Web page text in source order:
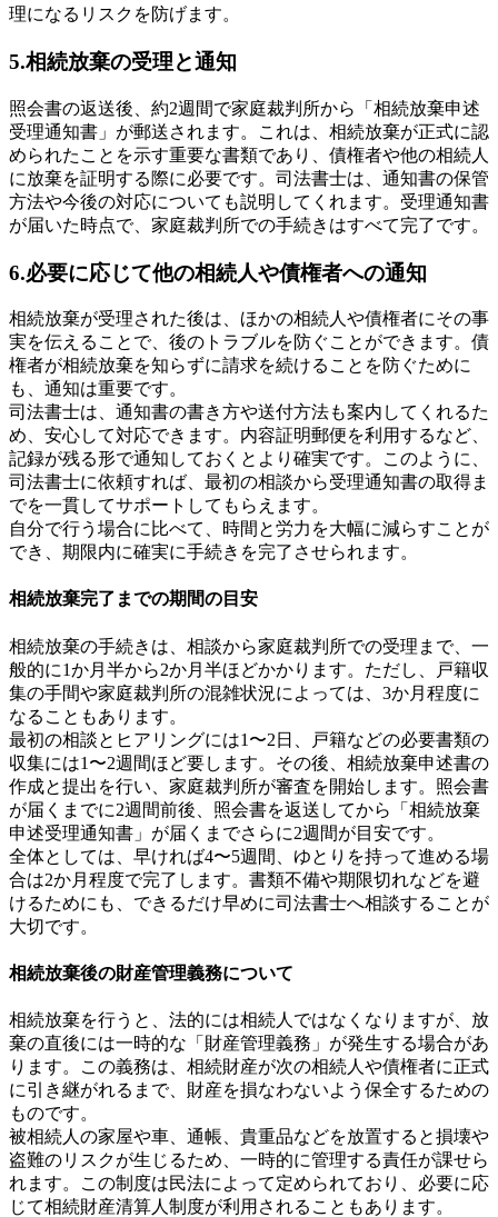
理になるリスクを防げます。
5.相続放棄の受理と通知
照会書の返送後、約2週間で家庭裁判所から「相続放棄申述
受理通知書」が郵送されます。これは、相続放棄が正式に認
められたことを示す重要な書類であり、債権者や他の相続人
に放棄を証明する際に必要です。司法書士は、通知書の保管
方法や今後の対応についても説明してくれます。受理通知書
が届いた時点で、家庭裁判所での手続きはすべて完了です。
6.必要に応じて他の相続人や債権者への通知
相続放棄が受理された後は、ほかの相続人や債権者にその事
実を伝えることで、後のトラブルを防ぐことができます。債
権者が相続放棄を知らずに請求を続けることを防ぐために
も、通知は重要です。
司法書士は、通知書の書き方や送付方法も案内してくれるた
め、安心して対応できます。内容証明郵便を利用するなど、
記録が残る形で通知しておくとより確実です。このように、
司法書士に依頼すれば、最初の相談から受理通知書の取得ま
でを一貫してサポートしてもらえます。
自分で行う場合に比べて、時間と労力を大幅に減らすことが
でき、期限内に確実に手続きを完了させられます。
相続放棄完了までの期間の目安
相続放棄の手続きは、相談から家庭裁判所での受理まで、一
般的に1か月半から2か月半ほどかかります。ただし、戸籍収
集の手間や家庭裁判所の混雑状況によっては、3か月程度に
なることもあります。
最初の相談とヒアリングには1〜2日、戸籍などの必要書類の
収集には1〜2週間ほど要します。その後、相続放棄申述書の
作成と提出を行い、家庭裁判所が審査を開始します。照会書
が届くまでに2週間前後、照会書を返送してから「相続放棄
申述受理通知書」が届くまでさらに2週間が目安です。
全体としては、早ければ4〜5週間、ゆとりを持って進める場
合は2か月程度で完了します。書類不備や期限切れなどを避
けるためにも、できるだけ早めに司法書士へ相談することが
大切です。
相続放棄後の財産管理義務について
相続放棄を行うと、法的には相続人ではなくなりますが、放
棄の直後には一時的な「財産管理義務」が発生する場合があ
ります。この義務は、相続財産が次の相続人や債権者に正式
に引き継がれるまで、財産を損なわないよう保全するための
ものです。
被相続人の家屋や車、通帳、貴重品などを放置すると損壊や
盗難のリスクが生じるため、一時的に管理する責任が課せら
れます。この制度は民法によって定められており、必要に応
じて相続財産清算人制度が利用されることもあります。